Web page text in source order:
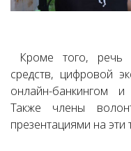
Кроме того, речь
средств, цифровой
онлайн-банкингом и
Также члены
презентациями на эти